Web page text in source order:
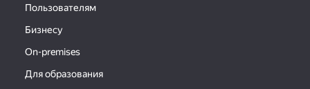
Пользователям
Бизнесу
On-premises
Для образования